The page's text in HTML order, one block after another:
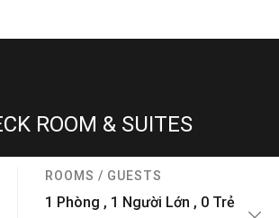
ROOM & SUITES
ROOMS / GUESTS
1 Phòng , 1 Người Lớn , 0 Trẻ